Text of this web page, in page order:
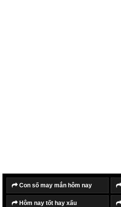
Con số may mắn hôm nay
Hôm nay tốt hay xấu